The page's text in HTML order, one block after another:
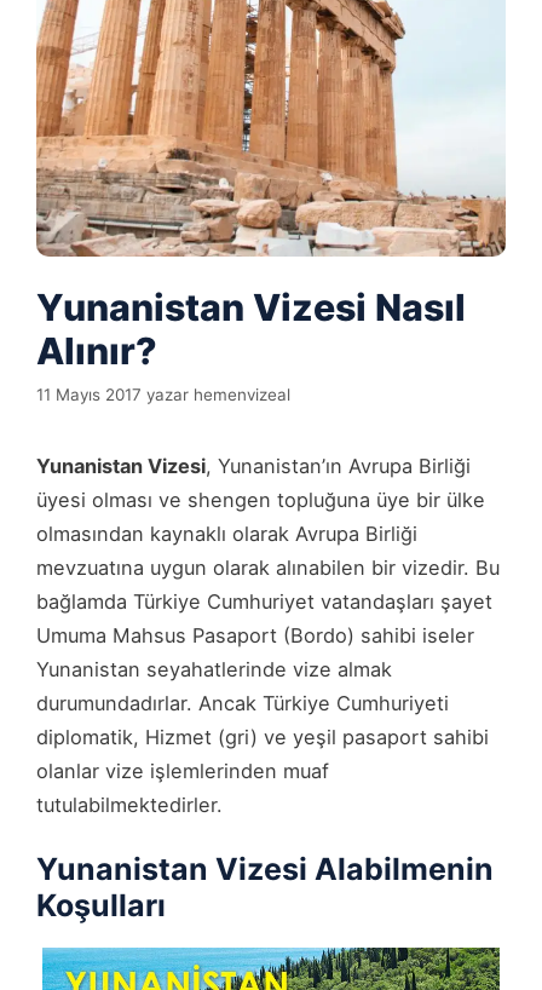
Yunanistan Vizesi Nasıl
Alınır?
11 Mayıs 2017 yazar hemenvizeal
Yunanistan Vizesi, Yunanistan’ın Avrupa Birliği
üyesi olması ve shengen topluğuna üye bir ülke
olmasından kaynaklı olarak Avrupa Birliği
mevzuatına uygun olarak alınabilen bir vizedir. Bu
bağlamda Türkiye Cumhuriyet vatandaşları şayet
Umuma Mahsus Pasaport (Bordo) sahibi iseler
Yunanistan seyahatlerinde vize almak
durumundadırlar. Ancak Türkiye Cumhuriyeti
diplomatik, Hizmet (gri) ve yeşil pasaport sahibi
olanlar vize işlemlerinden muaf
tutulabilmektedirler.
Yunanistan Vizesi Alabilmenin
Koşulları